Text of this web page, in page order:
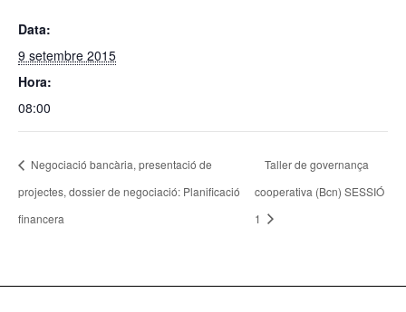
Data:
9 setembre 2015
Hora:
08:00
Negociació bancària, presentació de
projectes, dossier de negociació: Planificació
financera
Taller de governança
cooperativa (Bcn) SESSIÓ
1